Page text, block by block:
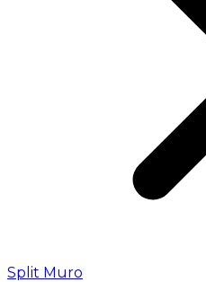
Split Muro